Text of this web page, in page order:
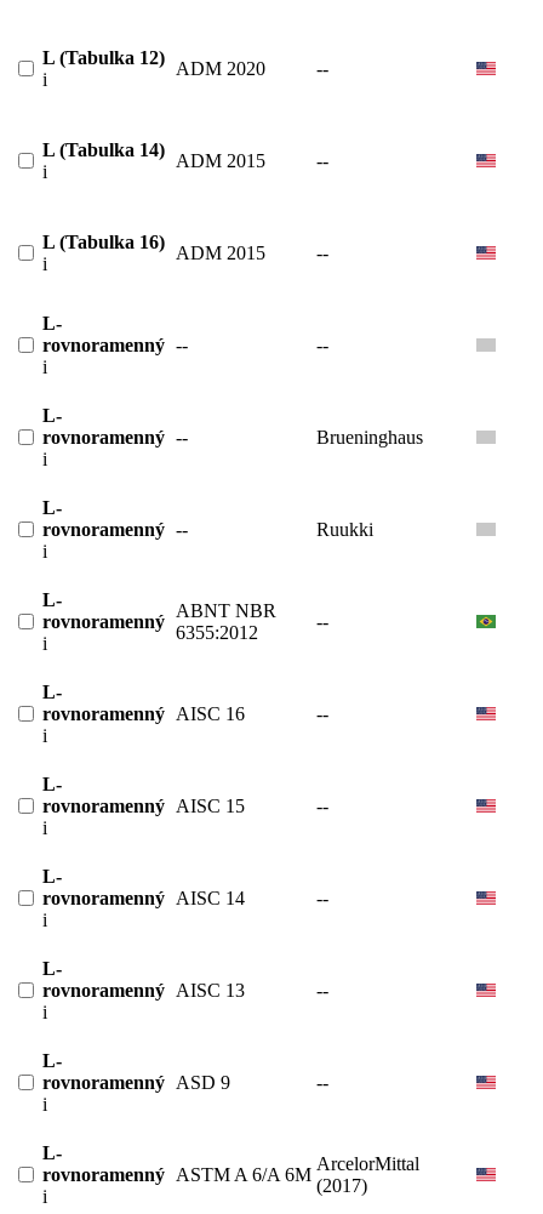
L (Tabulka 12)
i
ADM 2020 --
L (Tabulka 14)
i
ADM 2015 --
L (Tabulka 16)
i
ADM 2015 --
L-
rovnoramenný
i
-- --
L-
rovnoramenný
i
-- Brueninghaus
L-
rovnoramenný
i
-- Ruukki
L-
rovnoramenný
i
ABNT NBR
6355:2012
--
L-
rovnoramenný
i
AISC 16 --
L-
rovnoramenný
i
AISC 15 --
L-
rovnoramenný
i
AISC 14 --
L-
rovnoramenný
i
AISC 13 --
L-
rovnoramenný
i
ASD 9 --
L-
rovnoramenný
i
ASTM A 6/A 6M
ArcelorMittal
(2017)